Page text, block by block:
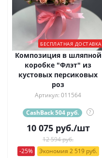
БЕСПЛАТНАЯ ДОСТАВКА
Композиция в шляпной
коробке "Флэт" из
кустовых персиковых
роз
Артикул: 011564
CashBack 504 руб. ?
10 075руб./шт
12 594 руб.
-25%
Экономия 2 519 руб.